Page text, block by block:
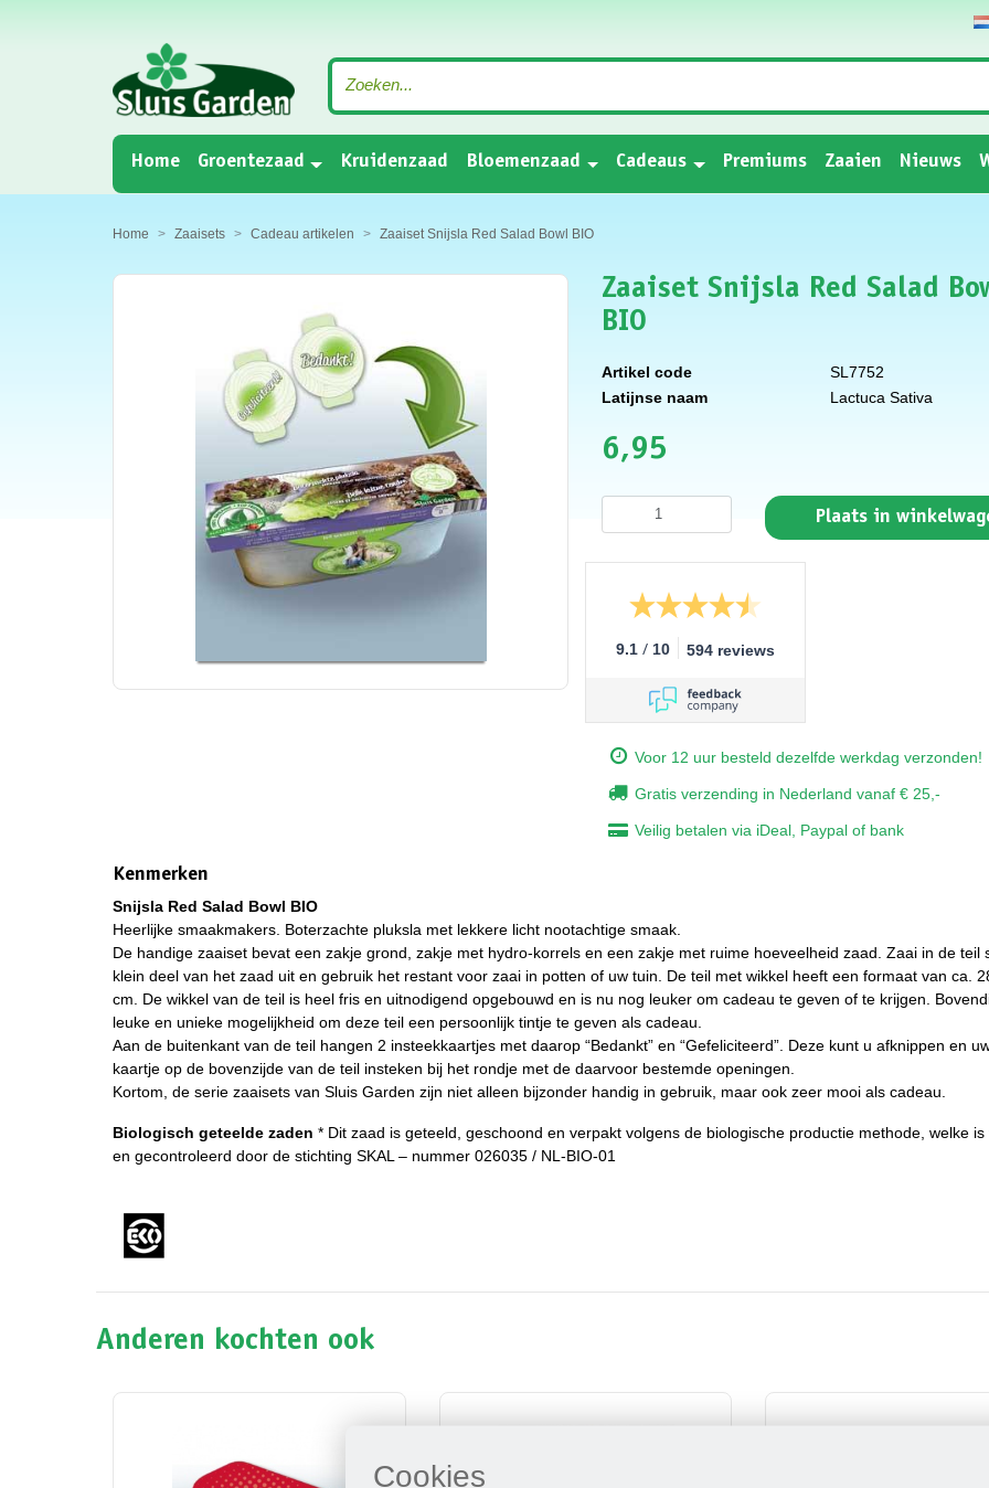
Cookies
Home(current)
Groentezaad Kruidenzaad Bloemenzaad Cadeaus Premiums Zaaien Nieuws
Home Zaaisets Cadeau artikelen Zaaiset Snijsla Red Salad Bowl BIO
Zaaiset Snijsla Red Salad
BIO
Artikel code
SL7752
Latijnse naam
Lactuca Sativa
6,95
Plaats in
9.1 / 10 594 reviews
Voor 12 uur besteld dezelfde werkdag verzonden!
Gratis verzending in Nederland vanaf € 25,-
Veilig betalen via iDeal, Paypal of bank
Kenmerken
Snijsla Red Salad Bowl BIO
Heerlijke smaakmakers. Boterzachte pluksla met lekkere licht nootachtige smaak.
De handige zaaiset bevat een zakje grond, zakje met hydro-korrels en een zakje met ruime hoeveelheid zaad. Zaai in de teil
klein deel van het zaad uit en gebruik het restant voor zaai in potten of uw tuin. De teil met wikkel heeft een formaat van ca.
cm. De wikkel van de teil is heel fris en uitnodigend opgebouwd en is nu nog leuker om cadeau te geven of te krijgen.
leuke en unieke mogelijkheid om deze teil een persoonlijk tintje te geven als cadeau.
Aan de buitenkant van de teil hangen 2 insteekkaartjes met daarop “Bedankt” en “Gefeliciteerd”. Deze kunt u afknippen en
kaartje op de bovenzijde van de teil insteken bij het rondje met de daarvoor bestemde openingen.
Kortom, de serie zaaisets van Sluis Garden zijn niet alleen bijzonder handig in gebruik, maar ook zeer mooi als cadeau.
Biologisch geteelde zaden * Dit zaad is geteeld, geschoond en verpakt volgens de biologische productie methode, welke is
en gecontroleerd door de stichting SKAL – nummer 026035 / NL-BIO-01
Anderen kochten ook